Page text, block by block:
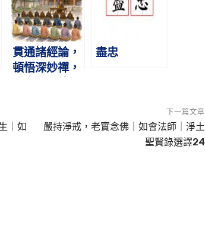
賢錄選譯7
賢錄選譯8
貫通諸經論，
頓悟深妙禪，
土聖賢錄選譯
盡忠
｜如
下一篇文章
嚴持淨戒，老實念佛｜如會法師｜淨土
聖賢錄選譯24